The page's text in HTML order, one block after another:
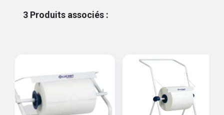
3 Produits associés :